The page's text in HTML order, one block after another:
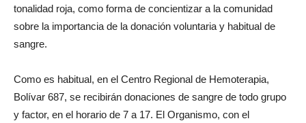
tonalidad roja, como forma de concientizar a la comunidad
sobre la importancia de la donación voluntaria y habitual de
sangre.
Como es habitual, en el Centro Regional de Hemoterapia,
Bolívar 687, se recibirán donaciones de sangre de todo grupo
y factor, en el horario de 7 a 17. El Organismo, con el